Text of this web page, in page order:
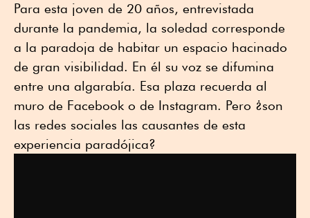
Para esta joven de 20 años, entrevistada
durante la pandemia, la soledad corresponde
a la paradoja de habitar un espacio hacinado
de gran visibilidad. En él su voz se difumina
entre una algarabía. Esa plaza recuerda al
muro de Facebook o de Instagram. Pero ¿son
las redes sociales las causantes de esta
experiencia paradójica?